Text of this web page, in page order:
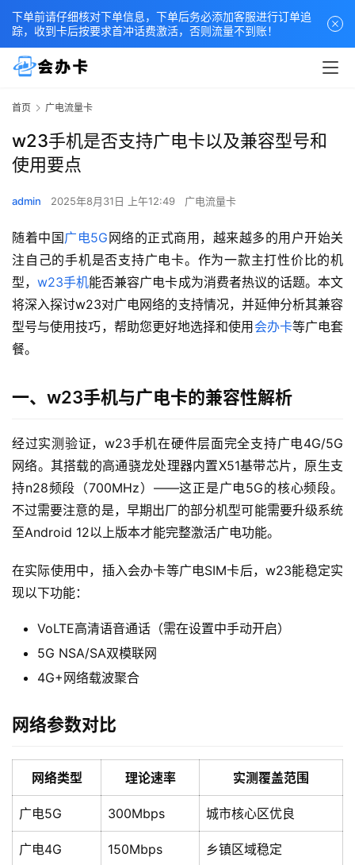
首页 广电流量卡
w23手机是否支持广电卡以及兼容型号和
使用要点
admin 2025年8月31日 上午12:49 广电流量卡
随着中国广电5G 网络的正式商用，越来越多的用户开始关
注自己的手机是否支持广电卡。作为一款主打性价比的机
型，w23手机能否兼容广电卡成为消费者热议的话题。本文
将深入探讨w23对广电网络的支持情况，并延伸分析其兼容
型号与使用技巧，帮助您更好地选择和使用 会办卡等广电套
餐。
一、w23手机与广电卡的兼容性解析
经过实测验证，w23手机在硬件层面完全支持广电4G/5G
网络。其搭载的高通骁龙处理器内置X51基带芯片，原生支
持n28频段（700MHz）——这正是广电5G的核心频段。
不过需要注意的是，早期出厂的部分机型可能需要升级系统
至Android 12以上版本才能完整激活广电功能。
在实际使用中，插入会办卡等广电SIM卡后，w23能稳定实
现以下功能：
VoLTE高清语音通话（需在设置中手动开启）
5G NSA/SA双模联网
4G+网络载波聚合
网络参数对比
网络类型 理论速率 实测覆盖范围
广电5G 300Mbps 城市核心区优良
广电4G 150Mbps 乡镇区域稳定
下单前请仔细核对下单信息，下单后务必添加客服进行订单追
踪，收到卡后按要求首冲话费激活，否则流量不到账！